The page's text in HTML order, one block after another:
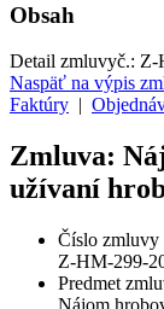
Obsah
Detail zmluvyč.: Z-
Naspäť na výpis
Faktúry |
Zmluva:
užívaní
Číslo zmluvy
Z-HM-299-
Predmet
Nájom